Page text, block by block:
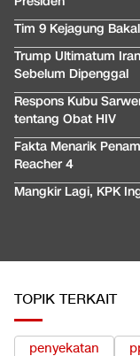
Tim 9 Kejagung
Trump Ultimatum
Sebelum Dipenggal
Respons Kubu
tentang Obat HIV
Fakta Menarik
Reacher 4
Mangkir Lagi, KPK
TOPIK TERKAIT
penyekatan